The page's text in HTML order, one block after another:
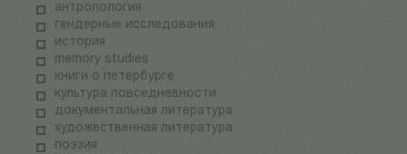
антропология
гендерные исследования
история
memory studies
книги о петербурге
культура повседневности
документальная литература
художественная литература
поэзия